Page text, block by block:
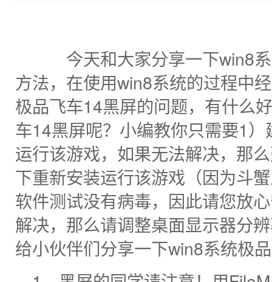
今天和大家分享一下win8系
方法，在使用win8系统的过程中
极品飞车14黑屏的问题，有什么
车14黑屏呢？小编教你只需要1
运行该游戏，如果无法解决，那
下重新安装运行该游戏（因为斗
软件测试没有病毒，因此请您放
解决，那么请调整桌面显示器分
给小伙伴们分享一下win8系统极